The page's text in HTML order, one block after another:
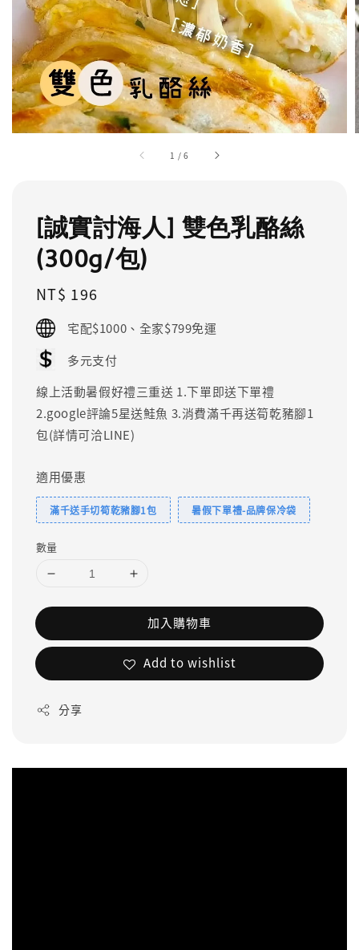
1 /6
[誠實討海人] 雙色乳酪絲
(300g/包)
Regular
price
NT$ 196
宅配$1000、全家$799免運
多元支付
線上活動暑假好禮三重送 1.下單即送下單禮
2.google評論5星送鮭魚 3.消費滿千再送筍乾豬腳1
包(詳情可洽LINE)
適用優惠
滿千送手切筍乾豬腳1包 暑假下單禮-品牌保冷袋
數量
加入購物車
Add to wishlist
分享